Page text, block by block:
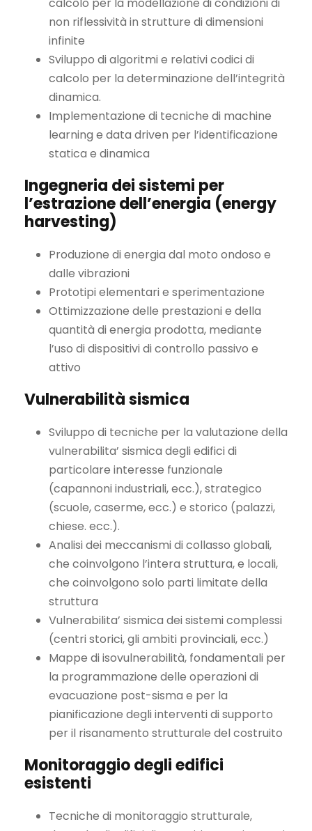
calcolo per la modellazione di condizioni di
non riflessività in strutture di dimensioni
infinite
Sviluppo di algoritmi e relativi codici di
calcolo per la determinazione dell’integrità
dinamica.
Implementazione di tecniche di machine
learning e data driven per l’identificazione
statica e dinamica
Ingegneria dei sistemi per
l’estrazione dell’energia (energy
harvesting)
Produzione di energia dal moto ondoso e
dalle vibrazioni
Prototipi elementari e sperimentazione
Ottimizzazione delle prestazioni e della
quantità di energia prodotta, mediante
l’uso di dispositivi di controllo passivo e
attivo
Vulnerabilità sismica
Sviluppo di tecniche per la valutazione della
vulnerabilita’ sismica degli edifici di
particolare interesse funzionale
(capannoni industriali, ecc.), strategico
(scuole, caserme, ecc.) e storico (palazzi,
chiese. ecc.).
Analisi dei meccanismi di collasso globali,
che coinvolgono l’intera struttura, e locali,
che coinvolgono solo parti limitate della
struttura
Vulnerabilita’ sismica dei sistemi complessi
(centri storici, gli ambiti provinciali, ecc.)
Mappe di isovulnerabilità, fondamentali per
la programmazione delle operazioni di
evacuazione post-sisma e per la
pianificazione degli interventi di supporto
per il risanamento strutturale del costruito
Monitoraggio degli edifici
esistenti
Tecniche di monitoraggio strutturale,